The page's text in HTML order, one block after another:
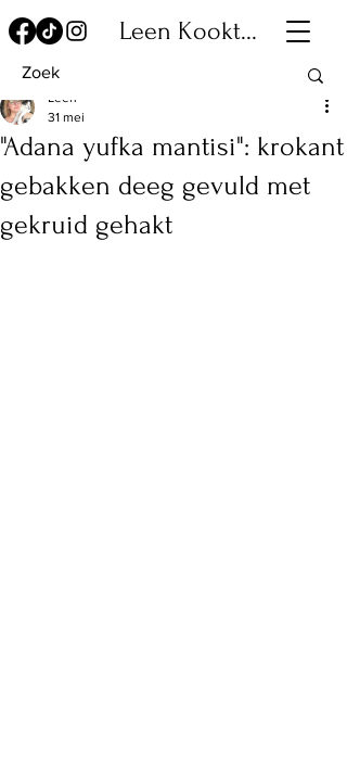
Leen Kookt...
"Adana yufka mantisi": krokant
gebakken deeg gevuld met
gekruid gehakt
Leen
31 mei